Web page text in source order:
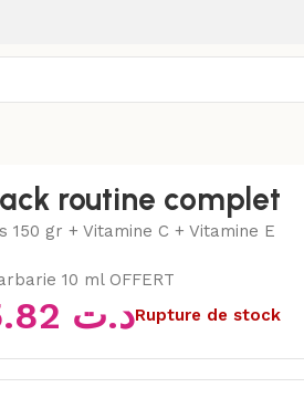
routine complet
150 gr + Vitamine C + Vitamine E
10 ml OFFERT
د.تRupture de stock